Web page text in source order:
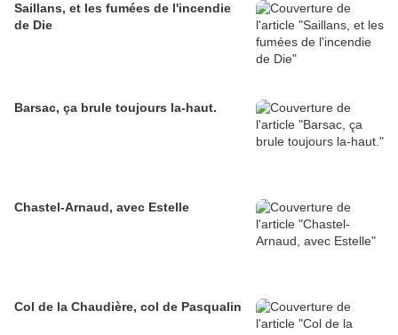
Saillans, et les fumées de l'incendie
de Die
Barsac, ça brule toujours la-haut.
Chastel-Arnaud, avec Estelle
Col de la Chaudière, col de Pasqualin